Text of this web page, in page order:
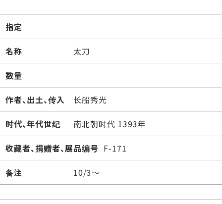
指定
名称 太刀
数量
作者、出土、传入 长船秀光
时代、年代世纪 南北朝时代 1393年
收藏者、捐赠者、展品编号 F-171
备注 10/3～